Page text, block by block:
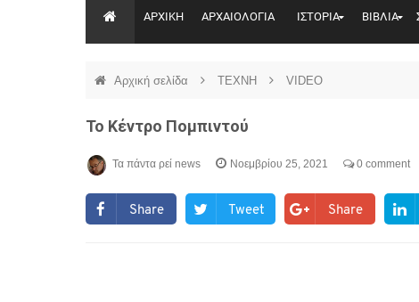
ΑΡΧΙΚΗ ΑΡΧΑΙΟΛΟΓΙΑ ΙΣΤΟΡΙΑ ΒΙΒΛΙΑ
Αρχική σελίδα ΤΕΧΝΗ VIDEO
Το Κέντρο Πομπιντού
Τα πάντα ρεί news Νοεμβρίου 25, 2021 0 comment
Share Tweet Share